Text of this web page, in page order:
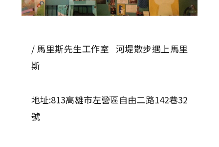
/ 馬里斯先生工作室 河堤散步遇上馬里
斯
地址:813高雄市左營區自由二路142巷32
號